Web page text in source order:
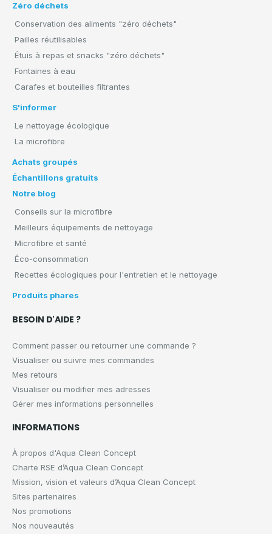
Zéro déchets
Conservation des aliments "zéro déchets"
Pailles réutilisables
Étuis à repas et snacks "zéro déchets"
Fontaines à eau
Carafes et bouteilles filtrantes
S'informer
Le nettoyage écologique
La microfibre
Achats groupés
Échantillons gratuits
Notre blog
Conseils sur la microfibre
Meilleurs équipements de nettoyage
Microfibre et santé
Éco-consommation
Recettes écologiques pour l'entretien et le nettoyage
Produits phares
BESOIN D'AIDE ?
Comment passer ou retourner une commande ?
Visualiser ou suivre mes commandes
Mes retours
Visualiser ou modifier mes adresses
Gérer mes informations personnelles
INFORMATIONS
À propos d'Aqua Clean Concept
Charte RSE d’Aqua Clean Concept
Mission, vision et valeurs d’Aqua Clean Concept
Sites partenaires
Nos promotions
Nos nouveautés